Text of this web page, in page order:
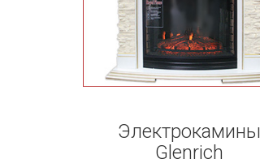
Электрокамины
Glenrich